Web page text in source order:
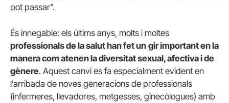
pot passar”.
És innegable: els últims anys, molts i moltes
professionals de la salut han fet un gir important en la
manera com atenen la diversitat sexual, afectiva i de
gènere. Aquest canvi es fa especialment evident en
l’arribada de noves generacions de professionals
(infermeres, llevadores, metgesses, ginecòlogues) amb